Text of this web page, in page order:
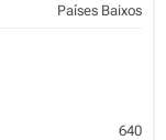
Países Baixos
640